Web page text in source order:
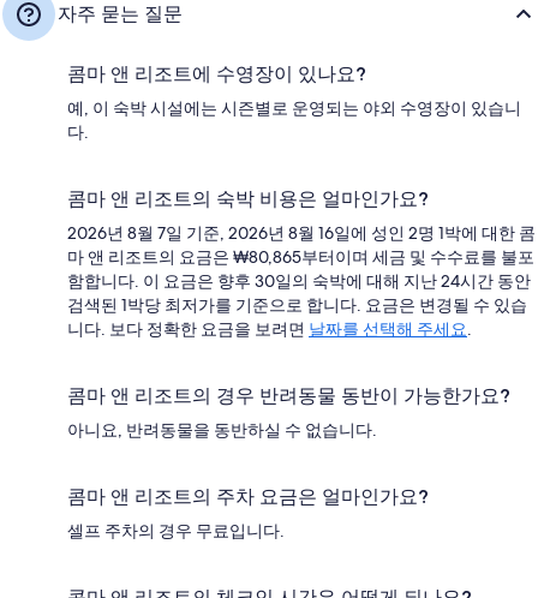
자주 묻는 질문
콤마 앤 리조트에 수영장이 있나요?
예, 이 숙박 시설에는 시즌별로 운영되는 야외 수영장이 있습니
다.
콤마 앤 리조트의 숙박 비용은 얼마인가요?
2026년 8월 7일 기준, 2026년 8월 16일에 성인 2명 1박에 대한 콤
마 앤 리조트의 요금은 ₩80,865부터이며 세금 및 수수료를 불포
함합니다. 이 요금은 향후 30일의 숙박에 대해 지난 24시간 동안
검색된 1박당 최저가를 기준으로 합니다. 요금은 변경될 수 있습
니다. 보다 정확한 요금을 보려면 날짜를 선택해 주세요.
콤마 앤 리조트의 경우 반려동물 동반이 가능한가요?
아니요, 반려동물을 동반하실 수 없습니다.
콤마 앤 리조트의 주차 요금은 얼마인가요?
셀프 주차의 경우 무료입니다.